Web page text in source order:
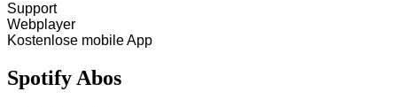
Support
Webplayer
Kostenlose mobile App
Spotify Abos